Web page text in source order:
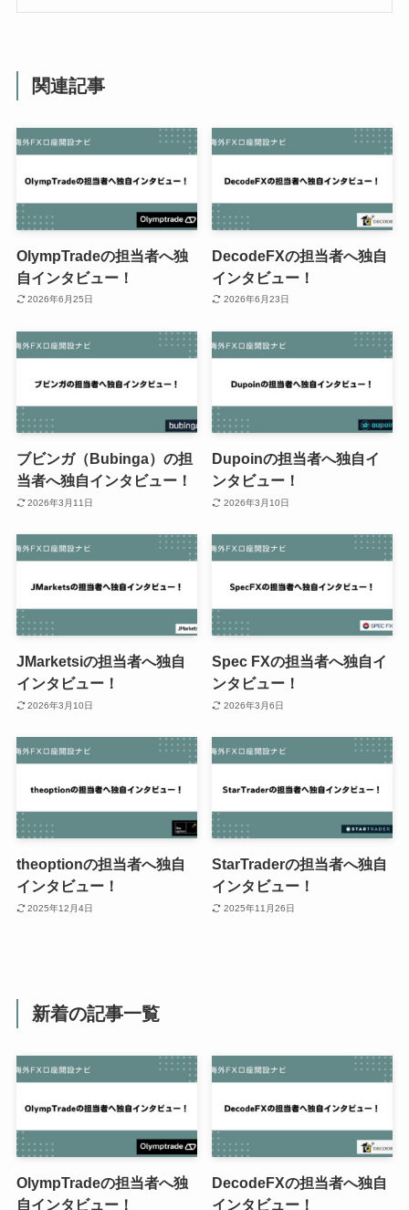
関連記事
OlympTradeの担当者へ独
自インタビュー！
2026年6月25日
DecodeFXの担当者へ独自
インタビュー！
2026年6月23日
ブビンガ（Bubinga）の担
当者へ独自インタビュー！
2026年3月11日
Dupoinの担当者へ独自イ
ンタビュー！
2026年3月10日
JMarketsiの担当者へ独自
インタビュー！
2026年3月10日
Spec FXの担当者へ独自イ
ンタビュー！
2026年3月6日
theoptionの担当者へ独自
インタビュー！
2025年12月4日
StarTraderの担当者へ独自
インタビュー！
2025年11月26日
新着の記事一覧
OlympTradeの担当者へ独
自インタビュー！
DecodeFXの担当者へ独自
インタビュー！